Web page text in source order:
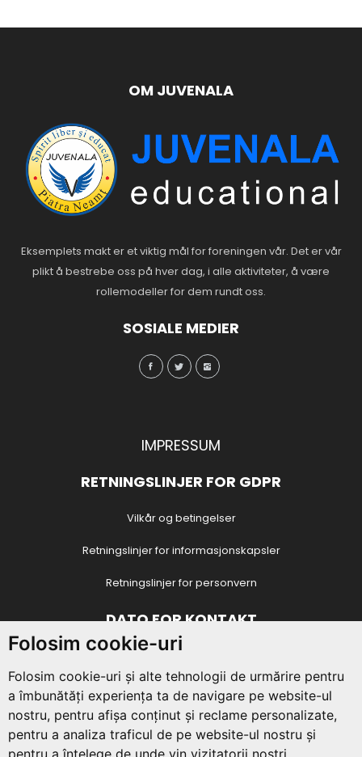
Folosim cookie-uri
Folosim cookie-uri și alte tehnologii de urmărire pentru
a îmbunătăți experiența ta de navigare pe website-ul
nostru, pentru afișa conținut și reclame personalizate,
pentru a analiza traficul de pe website-ul nostru și
pentru a înțelege de unde vin vizitatorii noștri.
OM JUVENALA
Eksemplets makt er et viktig mål for foreningen vår. Det er vår
plikt å bestrebe oss på hver dag, i alle aktiviteter, å være
rollemodeller for dem rundt oss.
SOSIALE MEDIER
IMPRESSUM
RETNINGSLINJER FOR GDPR
Vilkår og betingelser
Retningslinjer for informasjonskapsler
Retningslinjer for personvern
DATO FOR KONTAKT
Juvenala-foreningen
4 Vasile Conta Street / O8 / 18,Piatra Neamt ,Neamț, Romania
CIF:29432740
E-post:contact@asociatiajuvenala.ro
Telefon:+40 725 311 006